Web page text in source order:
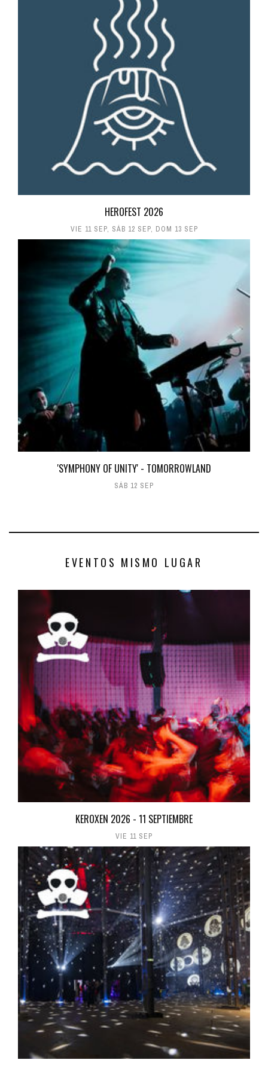
HEROFEST 2026
VIE 11 SEP, SÁB 12 SEP, DOM 13 SEP
'SYMPHONY OF UNITY' - TOMORROWLAND
SÁB 12 SEP
EVENTOS MISMO LUGAR
KEROXEN 2026 - 11 SEPTIEMBRE
VIE 11 SEP